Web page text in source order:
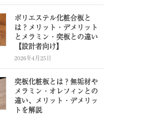
ポリエステル化粧合板と
は？メリット・デメリット
とメラミン・突板との違い
【設計者向け】
2026年4月25日
突板化粧板とは？無垢材や
メラミン・オレフィンとの
違い、メリット・デメリッ
トを解説